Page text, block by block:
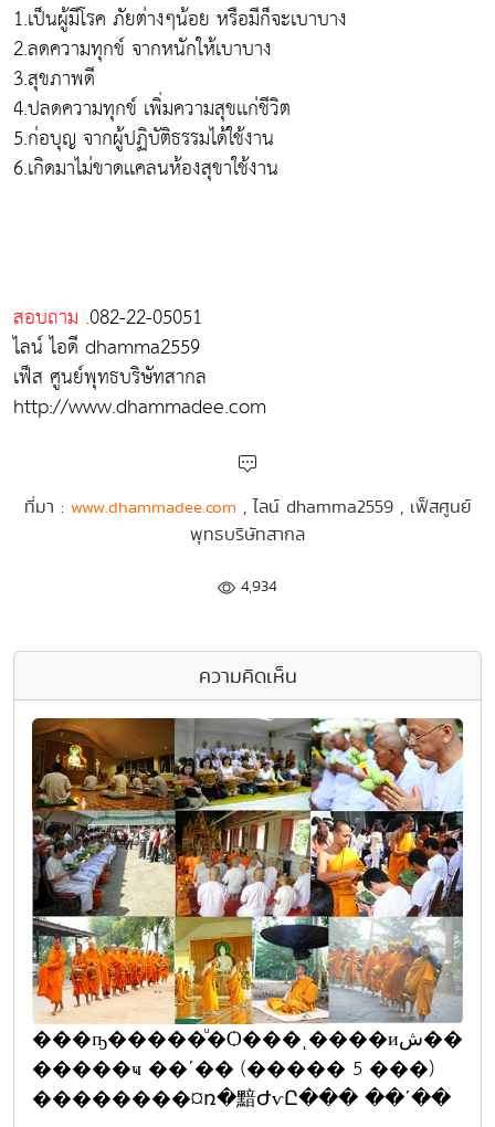
1.เป็นผู้มีโรค ภัยต่างๆน้อย หรือมีก็จะเบาบาง
2.ลดความทุกข์ จากหนักให้เบาบาง
3.สุขภาพดี
4.ปลดความทุกข์ เพิ่มความสุขเเก่ชีวิต
5.ก่อบุญ จากผู้ปฏิบัติธรรมได้ใช้งาน
6.เกิดมาไม่ขาดเเคลนห้องสุขาใช้งาน
สอบถาม .082-22-05051
ไลน์ ไอดี dhamma2559
เฟ็ส ศูนย์พุทธบริษัทสากล
http://www.dhammadee.com
ที่มา : www.dhammadee.com , ไลน์ dhamma2559 , เฟ็สศูนย์
พุทธบริษัทสากล
4,934
ความคิดเห็น
���ҧ�����ͧ�Ѻ���ͺ����иش��
�����ҹ ��ʹ�� (����� 5 ���)
��������¤ռ�黯ԺѵԸ��� ��ʹ��